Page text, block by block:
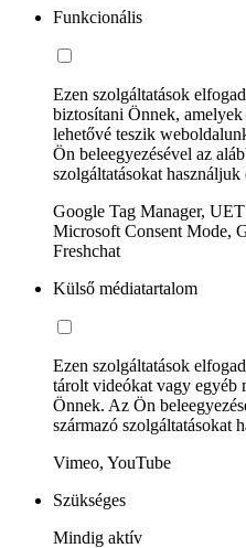
Funkcionális
Ezen szolgáltatások
biztosítani Önnek,
lehetővé teszik
Ön beleegyezésével az
szolgáltatásokat
Google Tag Manager,
Microsoft Consent Mode,
Freshchat
Külső médiatartalom
Ezen szolgáltatások
tárolt videókat vagy egyéb
Önnek. Az Ön
származó szolgáltatásokat
Vimeo, YouTube
Szükséges
Mindig aktív